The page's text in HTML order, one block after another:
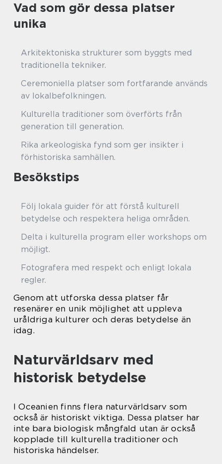
Vad som gör dessa platser
unika
Arkitektoniska strukturer som byggts med
traditionella tekniker.
Ceremoniella platser som fortfarande används
av lokalbefolkningen.
Kulturella traditioner som överförts från
generation till generation.
Rika arkeologiska fynd som ger insikter i
förhistoriska samhällen.
Besökstips
Följ lokala guider för att förstå kulturell
betydelse och respektera heliga områden.
Delta i kulturella program eller workshops om
möjligt.
Fotografera med respekt och enligt lokala
regler.
Genom att utforska dessa platser får
resenärer en unik möjlighet att uppleva
uråldriga kulturer och deras betydelse än
idag.
Naturvärldsarv med
historisk betydelse
I Oceanien finns flera naturvärldsarv som
också är historiskt viktiga. Dessa platser har
inte bara biologisk mångfald utan är också
kopplade till kulturella traditioner och
historiska händelser.